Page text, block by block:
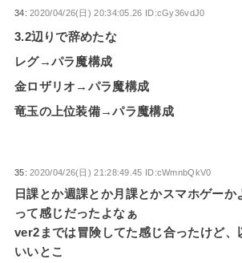
34:2020/04/26(日) 20:34:05.26 ID:cGy36vdJ0
3.2辺りで辞めたな
レグ→パラ魔構成
金ロザリオ→パラ魔構成
竜玉の上位装備→パラ魔構成
35:2020/04/26(日) 21:28:49.45 ID:cWmnbQkV0
日課とか週課とか月課とかスマホゲーか
って感じだったよなぁ
ver2までは冒険してた感じ合ったけど、
いいとこ